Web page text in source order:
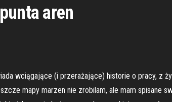
aren
wciągające (i przerażające) historie o pracy, z
mapy marzen nie zrobilam, ale mam spisane